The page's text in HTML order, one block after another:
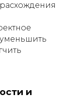
и